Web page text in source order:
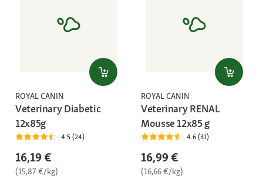
ROYAL CANIN
Veterinary Diabetic
12x85g
4.5 (24)
16,19 €
(15,87 €/kg)
ROYAL CANIN
Veterinary RENAL
Mousse 12x85 g
4.6 (31)
16,99 €
(16,66 €/kg)